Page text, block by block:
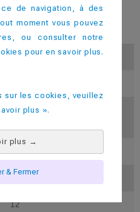
70
11
12
de navigation, à des
moment vous pouvez
ou consulter notre
pour en savoir plus.
sur les cookies, veuillez
plus ».
plus →
& Fermer